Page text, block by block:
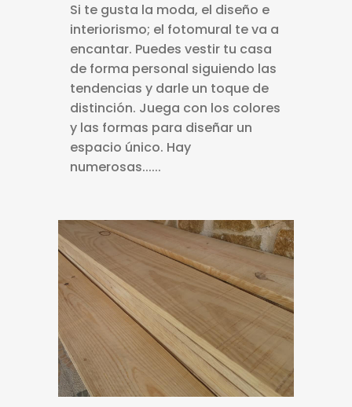
Si te gusta la moda, el diseño e
interiorismo; el fotomural te va a
encantar. Puedes vestir tu casa
de forma personal siguiendo las
tendencias y darle un toque de
distinción. Juega con los colores
y las formas para diseñar un
espacio único. Hay
numerosas......